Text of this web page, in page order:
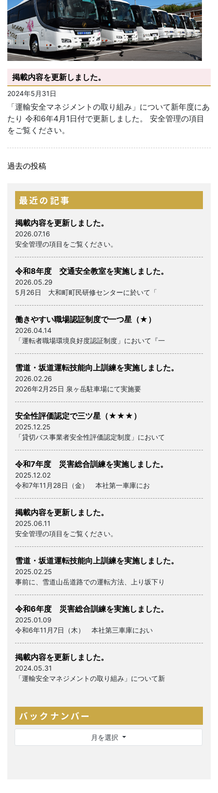
掲載内容を更新しました。
2024年5月31日
「運輸安全マネジメントの取り組み」について新年度にあ
たり 令和6年4月1日付で更新しました。 安全管理の項目
をご覧ください。
投
稿
ナ
ビ
ゲ
ー
シ
ョ
ン
過去の投稿
最近の記事
掲載内容を更新しました。
2026.07.16
安全管理の項目をご覧ください。
令和8年度 交通安全教室を実施しました。
2026.05.29
5月26日 大和町町民研修センターに於いて「
働きやすい職場認証制度で一つ星（★）
2026.04.14
「運転者職場環境良好度認証制度」において『一
雪道・坂道運転技能向上訓練を実施しました。
2026.02.26
2026年2月25日 泉ヶ岳駐車場にて実施要
安全性評価認定で三ツ星（★★★）
2025.12.25
「貸切バス事業者安全性評価認定制度」において
令和7年度 災害総合訓練を実施しました。
2025.12.02
令和7年11月28日（金） 本社第一車庫にお
掲載内容を更新しました。
2025.06.11
安全管理の項目をご覧ください。
雪道・坂道運転技能向上訓練を実施しました。
2025.02.25
事前に、雪道山岳道路での運転方法、上り坂下り
令和6年度 災害総合訓練を実施しました。
2025.01.09
令和6年11月7日（木） 本社第三車庫におい
掲載内容を更新しました。
2024.05.31
「運輸安全マネジメントの取り組み」について新
バックナンバー
月を選択